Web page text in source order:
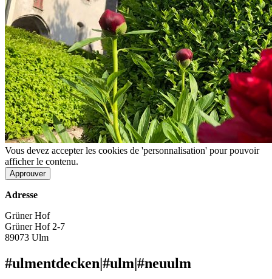
Vous devez accepter les cookies de 'personnalisation' pour pouvoir
afficher le contenu.
Approuver
Adresse
Grüner Hof
Grüner Hof 2-7
89073 Ulm
#ulmentdecken|#ulm|#neuulm